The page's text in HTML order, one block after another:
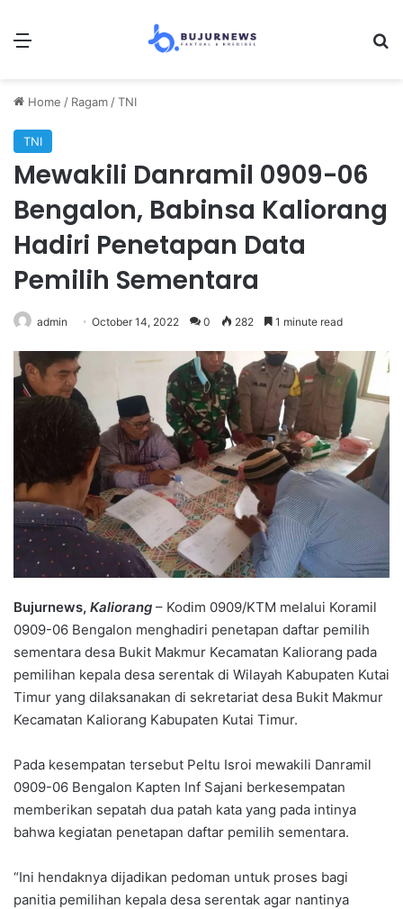
Home / Ragam /TNI
TNI
Mewakili Danramil 0909-06
Bengalon, Babinsa Kaliorang
Hadiri Penetapan Data
Pemilih Sementara
admin October 14, 2022 0 282 1 minute read
Bujurnews, Kaliorang – Kodim 0909/KTM melalui Koramil
0909-06 Bengalon menghadiri penetapan daftar pemilih
sementara desa Bukit Makmur Kecamatan Kaliorang pada
pemilihan kepala desa serentak di Wilayah Kabupaten Kutai
Timur yang dilaksanakan di sekretariat desa Bukit Makmur
Kecamatan Kaliorang Kabupaten Kutai Timur.
Pada kesempatan tersebut Peltu Isroi mewakili Danramil
0909-06 Bengalon Kapten Inf Sajani berkesempatan
memberikan sepatah dua patah kata yang pada intinya
bahwa kegiatan penetapan daftar pemilih sementara.
“Ini hendaknya dijadikan pedoman untuk proses bagi
panitia pemilihan kepala desa serentak agar nantinya